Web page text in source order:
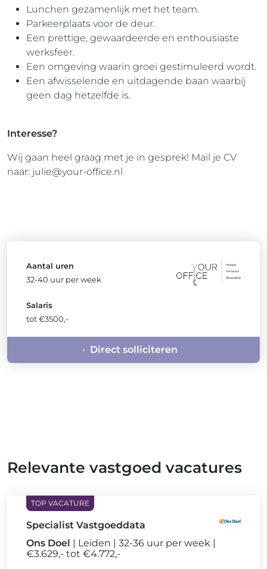
Lunchen gezamenlijk met het team.
Parkeerplaats voor de deur.
Een prettige, gewaardeerde en enthousiaste
werksfeer.
Een omgeving waarin groei gestimuleerd wordt.
Een afwisselende en uitdagende baan waarbij
geen dag hetzelfde is.
Interesse?
Wij gaan heel graag met je in gesprek! Mail je CV
naar: julie@your-office.nl
Aantal uren
32-40 uur per week
Salaris
tot €3500,-
Direct solliciteren
Relevante vastgoed vacatures
Specialist Vastgoeddata
Ons Doel
Leiden
32-36 uur per week
€3.629,- tot €4.772,-